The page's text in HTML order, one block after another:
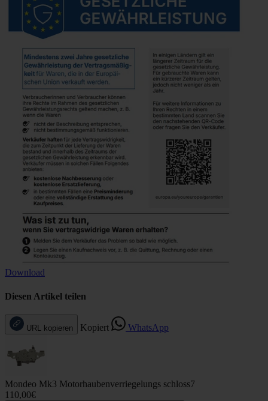
Download
Diesen Artikel teilen
URL kopieren Kopiert WhatsApp
Mondeo Mk3 Motorhaubenverriegelungs schloss7
110,00€